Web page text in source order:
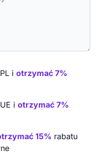
i otrzymać 7%
i otrzymać 7%
15% rabatu